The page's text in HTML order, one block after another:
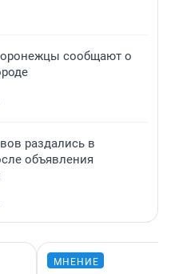
сообщают о
раздались в
объявления
МНЕНИЕ